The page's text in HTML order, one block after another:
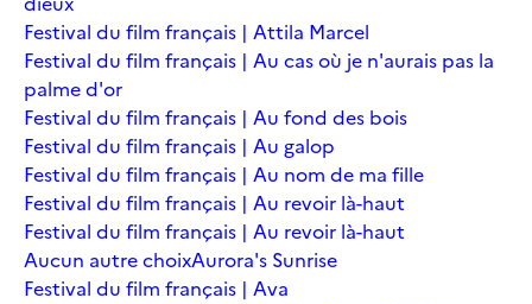
Festival du film français | Attila Marcel
Festival du film français | Au cas où je n'aurais pas la
palme d'or
Festival du film français | Au fond des bois
Festival du film français | Au galop
Festival du film français | Au nom de ma fille
Festival du film français | Au revoir là-haut
Festival du film français | Au revoir là-haut
Aucun autre choixAurora's Sunrise
Festival du film français | Ava